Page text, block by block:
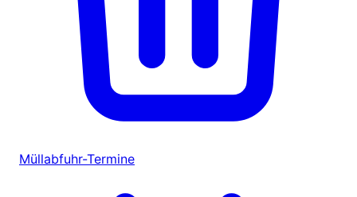
Müllabfuhr-Termine